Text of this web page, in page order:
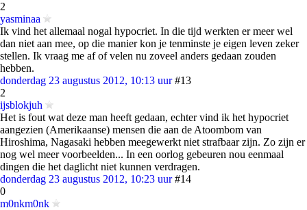
2
yasminaa
Ik vind het allemaal nogal hypocriet. In die tijd werkten er meer wel
dan niet aan mee, op die manier kon je tenminste je eigen leven zeker
stellen. Ik vraag me af of velen nu zoveel anders gedaan zouden
hebben.
donderdag 23 augustus 2012, 10:13 uur #13
2
ijsblokjuh
Het is fout wat deze man heeft gedaan, echter vind ik het hypocriet
aangezien (Amerikaanse) mensen die aan de Atoombom van
Hiroshima, Nagasaki hebben meegewerkt niet strafbaar zijn. Zo zijn er
nog wel meer voorbeelden... In een oorlog gebeuren nou eenmaal
dingen die het daglicht niet kunnen verdragen.
donderdag 23 augustus 2012, 10:23 uur #14
0
m0nkm0nk